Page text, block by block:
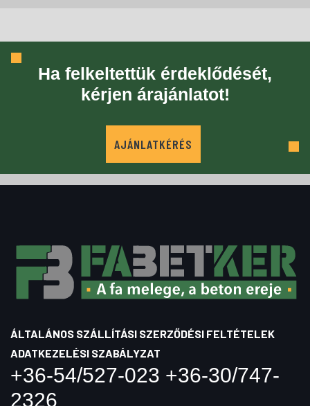
Ha felkeltettük érdeklődését,
kérjen árajánlatot!
AJÁNLATKÉRÉS
ÁLTALÁNOS SZÁLLÍTÁSI SZERZŐDÉSI FELTÉTELEK
ADATKEZELÉSI SZABÁLYZAT
+36-54/527-023 +36-30/747-
2326